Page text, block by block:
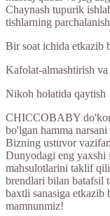
Chaynash tupurik
tishlarning
Bir soat ichida etkazib
Kafolat-almashtirish
Nikoh holatida qaytish
CHICCOBABY
bo'lgan hamma
Bizning ustuvor
Dunyodagi eng yaxshi
mahsulotlarini taklif
brendlari bilan batafsil
baxtli sanasiga etkazib
mamnunmiz!